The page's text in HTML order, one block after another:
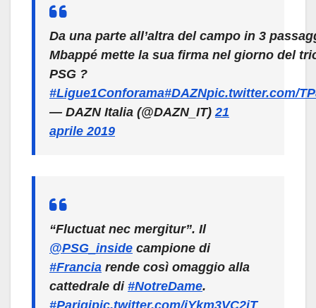
Da una parte all’altra del campo in 3
Mbappé mette la sua firma nel giorno del
PSG ?
#Ligue1Conforama#DAZNpic.twitter.com/
— DAZN Italia (@DAZN_IT)21
aprile 2019
“Fluctuat nec mergitur”. Il
@PSG_inside ⁩ campione di
#Francia rende così omaggio alla
cattedrale di #NotreDame.